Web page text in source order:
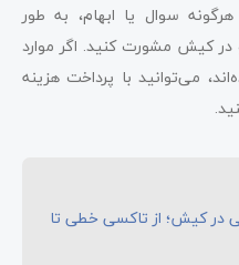
سوال یا ابهام، به طور
در کیش مشورت کنید. اگر موارد
می‌توانید با پرداخت هزینه
​.
در کیش؛ از تاکسی خطی تا